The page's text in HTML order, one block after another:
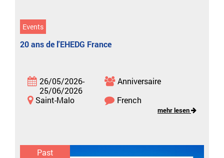
Events
20 ans de l'EHEDG France
26/05/2026-
25/06/2026
Anniversaire
Saint-Malo
French
mehr lesen
Past